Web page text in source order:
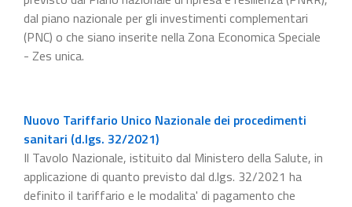
dal piano nazionale per gli investimenti complementari
(PNC) o che siano inserite nella Zona Economica Speciale
- Zes unica.
Nuovo Tariffario Unico Nazionale dei procedimenti
sanitari (d.lgs. 32/2021)
Il Tavolo Nazionale, istituito dal Ministero della Salute, in
applicazione di quanto previsto dal d.lgs. 32/2021 ha
definito il tariffario e le modalita' di pagamento che